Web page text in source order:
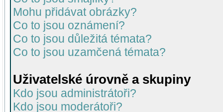
Mohu přidávat obrázky?
Co to jsou oznámení?
Co to jsou důležitá témata?
Co to jsou uzamčená témata?
Uživatelské úrovně a skupiny
Kdo jsou administrátoři?
Kdo jsou moderátoři?